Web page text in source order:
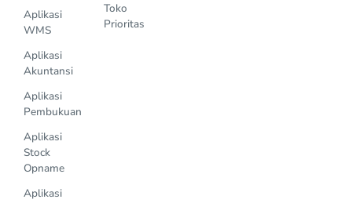
Aplikasi
WMS
Aplikasi
Akuntansi
Aplikasi
Pembukuan
Aplikasi
Stock
Opname
Aplikasi
Toko
Prioritas